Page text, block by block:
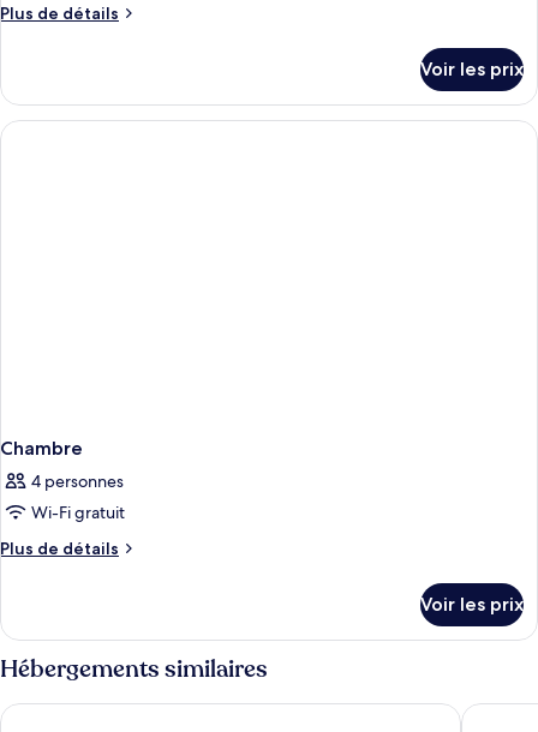
Plus de détails
Plus
le
type
de
Voir les prix
Chambre
4 personnes
Wi-Fi gratuit
Plus de détails
Plus
le
type
de
chambre
Chambre
Voir les prix
Hébergements similaires
Hotel Subur Hotel